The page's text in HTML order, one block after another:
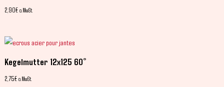
2,90€ o. MwSt.
Kegelmutter 12x125 60°
2,75€ o. MwSt.